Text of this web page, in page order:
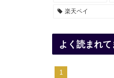
楽天ペイ
よく読まれて